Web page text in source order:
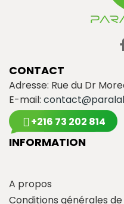
CONTACT
Adresse: Rue du Dr
E-mail:
+216 73 202 814
INFORMATION
A propos
Conditions générales